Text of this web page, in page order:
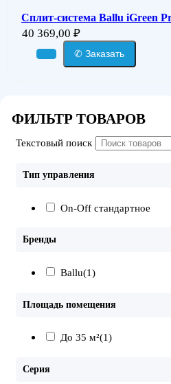
Сплит-система Ballu iGreen
40 369,00 ₽
✆ Заказать
ФИЛЬТР ТОВАРОВ
Текстовый поиск
Тип управления
On-Off стандартное
Бренды
Ballu(1)
Площадь помещения
До 35 м²(1)
Серия